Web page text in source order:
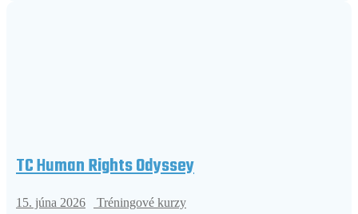
TC Human Rights Odyssey
15. júna 2026
Tréningové kurzy